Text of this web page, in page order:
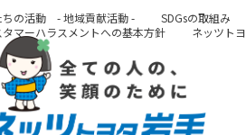
ちの活動 - 地域貢献活動 -
SDGsの取組み
タマーハラスメントへの基本方針
ネッツト